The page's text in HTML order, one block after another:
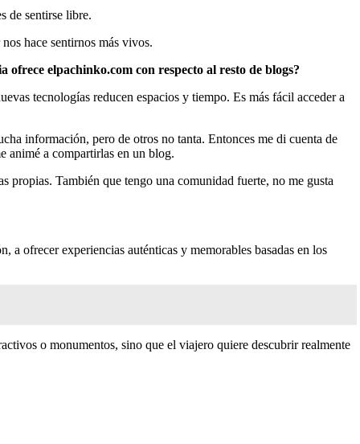
de sentirse libre.
hace sentirnos más vivos.
ofrece elpachinko.com con respecto al resto de blogs?
tecnologías reducen espacios y tiempo. Es más fácil acceder a
información, pero de otros no tanta. Entonces me di cuenta de
animé a compartirlas en un blog.
propias. También que tengo una comunidad fuerte, no me gusta
a ofrecer experiencias auténticas y memorables basadas en los
o monumentos, sino que el viajero quiere descubrir realmente